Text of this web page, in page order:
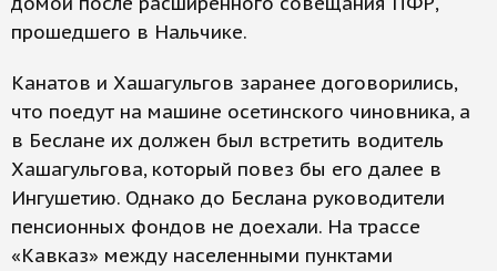
прошедшего в Нальчике.
Канатов и Хашагульгов заранее договорились,
что поедут на машине осетинского чиновника, а
в Беслане их должен был встретить водитель
Хашагульгова, который повез бы его далее в
Ингушетию. Однако до Беслана руководители
пенсионных фондов не доехали. На трассе
«Кавказ» между населенными пунктами